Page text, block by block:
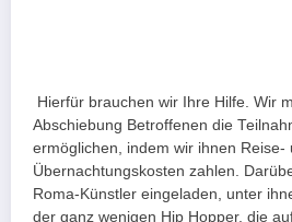
Hierfür brauchen wir Ihre Hilfe. Wir
Abschiebung Betroffenen die
ermöglichen, indem wir ihnen Reise-
Übernachtungskosten zahlen.
Roma-Künstler eingeladen, unter
der ganz wenigen Hip Hopper, die